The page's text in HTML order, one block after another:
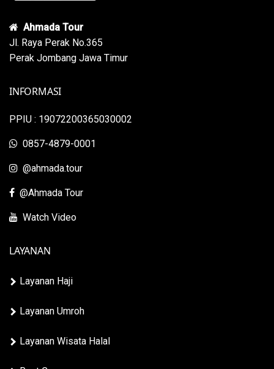
Ahmada Tour
Jl. Raya Perak No.365
Perak Jombang Jawa Timur
INFORMASI
PPIU : 19072200365030002
0857-4879-0001
@ahmada.tour
@Ahmada Tour
Watch Video
LAYANAN
Layanan Haji
Layanan Umroh
Layanan Wisata Halal